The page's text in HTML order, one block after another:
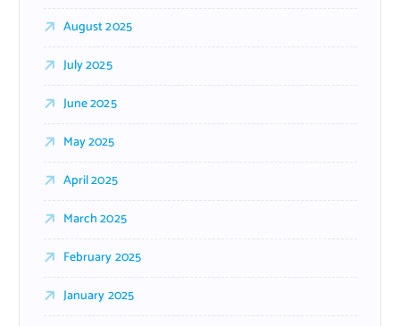
August 2025
July 2025
June 2025
May 2025
April 2025
March 2025
February 2025
January 2025